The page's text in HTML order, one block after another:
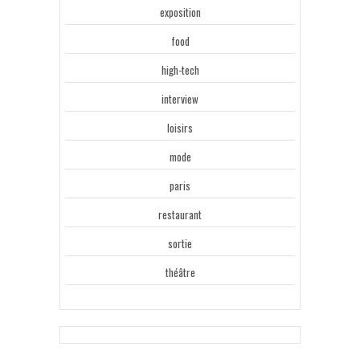
exposition
food
high-tech
interview
loisirs
mode
paris
restaurant
sortie
théâtre